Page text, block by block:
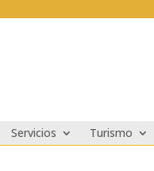
Servicios Turismo